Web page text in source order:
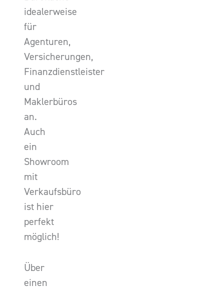
idealerweise
für
Agenturen,
Versicherungen,
Finanzdienstleister
und
Maklerbüros
an.
Auch
ein
Showroom
mit
Verkaufsbüro
ist hier
perfekt
möglich!
Über
einen